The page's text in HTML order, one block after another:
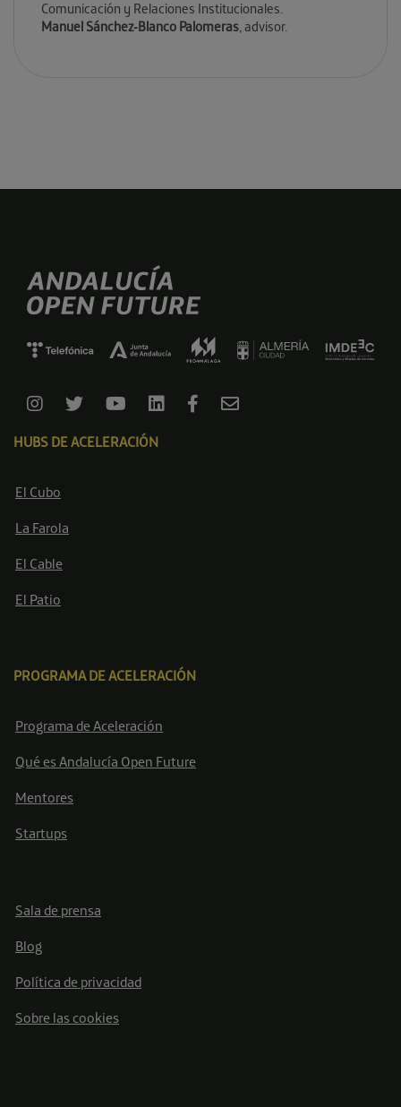
Comunicación y Relaciones Institucionales.
Manuel Sánchez-Blanco Palomeras, advisor.
HUBS DE ACELERACIÓN
El Cubo
La Farola
El Cable
El Patio
PROGRAMA DE ACELERACIÓN
Programa de Aceleración
Qué es Andalucía Open Future
Mentores
Startups
Sala de prensa
Blog
Política de privacidad
Sobre las cookies